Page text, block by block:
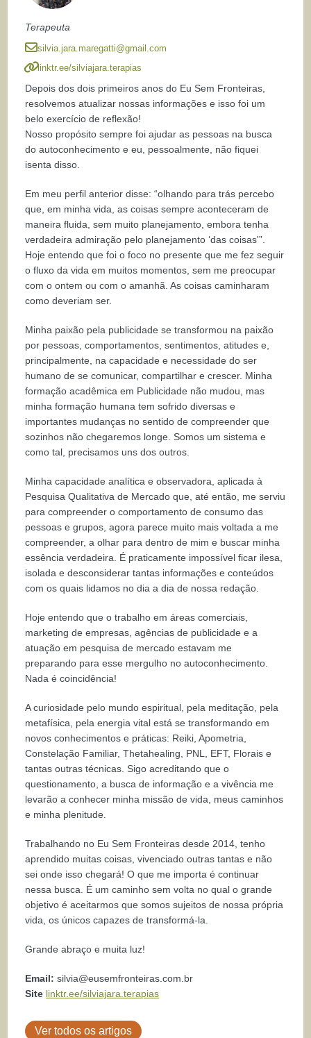
Terapeuta
silvia.jara.maregatti@gmail.com
linktr.ee/silviajara.terapias
Depois dos dois primeiros anos do Eu Sem Fronteiras,
resolvemos atualizar nossas informações e isso foi um
belo exercício de reflexão!
Nosso propósito sempre foi ajudar as pessoas na busca
do autoconhecimento e eu, pessoalmente, não fiquei
isenta disso.
Em meu perfil anterior disse: “olhando para trás percebo
que, em minha vida, as coisas sempre aconteceram de
maneira fluida, sem muito planejamento, embora tenha
verdadeira admiração pelo planejamento ‘das coisas'”.
Hoje entendo que foi o foco no presente que me fez seguir
o fluxo da vida em muitos momentos, sem me preocupar
com o ontem ou com o amanhã. As coisas caminharam
como deveriam ser.
Minha paixão pela publicidade se transformou na paixão
por pessoas, comportamentos, sentimentos, atitudes e,
principalmente, na capacidade e necessidade do ser
humano de se comunicar, compartilhar e crescer. Minha
formação acadêmica em Publicidade não mudou, mas
minha formação humana tem sofrido diversas e
importantes mudanças no sentido de compreender que
sozinhos não chegaremos longe. Somos um sistema e
como tal, precisamos uns dos outros.
Minha capacidade analítica e observadora, aplicada à
Pesquisa Qualitativa de Mercado que, até então, me serviu
para compreender o comportamento de consumo das
pessoas e grupos, agora parece muito mais voltada a me
compreender, a olhar para dentro de mim e buscar minha
essência verdadeira. É praticamente impossível ficar ilesa,
isolada e desconsiderar tantas informações e conteúdos
com os quais lidamos no dia a dia de nossa redação.
Hoje entendo que o trabalho em áreas comerciais,
marketing de empresas, agências de publicidade e a
atuação em pesquisa de mercado estavam me
preparando para esse mergulho no autoconhecimento.
Nada é coincidência!
A curiosidade pelo mundo espiritual, pela meditação, pela
metafísica, pela energia vital está se transformando em
novos conhecimentos e práticas: Reiki, Apometria,
Constelação Familiar, Thetahealing, PNL, EFT, Florais e
tantas outras técnicas. Sigo acreditando que o
questionamento, a busca de informação e a vivência me
levarão a conhecer minha missão de vida, meus caminhos
e minha plenitude.
Trabalhando no Eu Sem Fronteiras desde 2014, tenho
aprendido muitas coisas, vivenciado outras tantas e não
sei onde isso chegará! O que me importa é continuar
nessa busca. É um caminho sem volta no qual o grande
objetivo é aceitarmos que somos sujeitos de nossa própria
vida, os únicos capazes de transformá-la.
Grande abraço e muita luz!
Email:silvia@eusemfronteiras.com.br
Site linktr.ee/silviajara.terapias
Ver todos os artigos